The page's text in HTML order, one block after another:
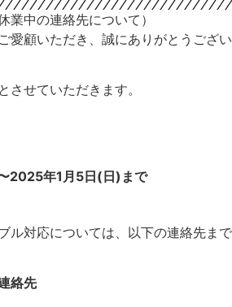
業中の連絡先について）
愛顧いただき、誠にありがとうござい
させていただきます。
2025年1月5日(日)まで
ル対応については、以下の連絡先まで
絡先